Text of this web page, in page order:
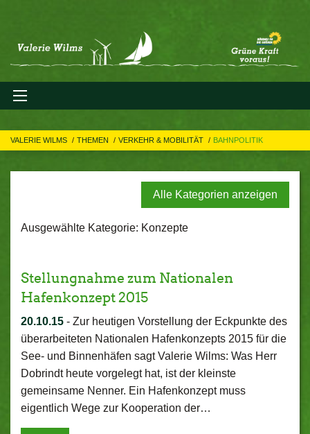
VALERIE WILMS THEMEN VERKEHR & MOBILITÄT BAHNPOLITIK
Alle Kategorien anzeigen
Ausgewählte Kategorie: Konzepte
Stellungnahme zum Nationalen
Hafenkonzept 2015
20.10.15 - Zur heutigen Vorstellung der Eckpunkte des
überarbeiteten Nationalen Hafenkonzepts 2015 für die
See- und Binnenhäfen sagt Valerie Wilms: Was Herr
Dobrindt heute vorgelegt hat, ist der kleinste
gemeinsame Nenner. Ein Hafenkonzept muss
eigentlich Wege zur Kooperation der…